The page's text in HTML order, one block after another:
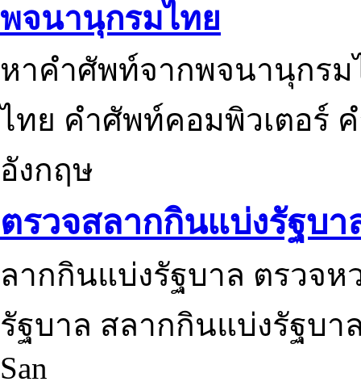
พจนานุกรมไทย
หาคำศัพท์จากพจนานุกรม
ไทย คำศัพท์คอมพิวเตอร์
อังกฤษ
ตรวจสลากกินแบ่งรัฐบา
ลากกินแบ่งรัฐบาล ตรวจ
รัฐบาล สลากกินแบ่งรัฐบา
San